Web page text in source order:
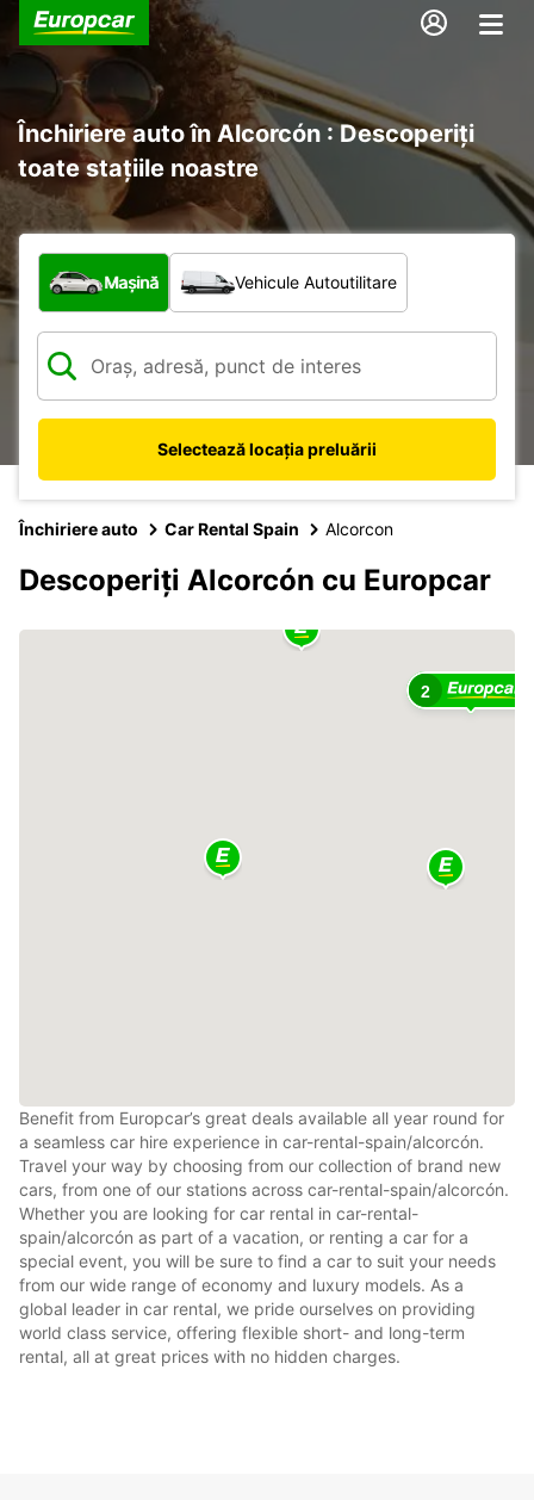
Închiriere auto în Alcorcón : Descoperiți
toate stațiile noastre
Ce tip de vehicul?
Mașină Vehicule Autoutilitare
Selectează locația preluării
Închiriere auto Car Rental Spain Alcorcon
Descoperiți Alcorcón cu Europcar
2
Benefit from Europcar’s great deals available all year round for
a seamless car hire experience in car-rental-spain/alcorcón.
Travel your way by choosing from our collection of brand new
cars, from one of our stations across car-rental-spain/alcorcón.
Whether you are looking for car rental in car-rental-
spain/alcorcón as part of a vacation, or renting a car for a
special event, you will be sure to find a car to suit your needs
from our wide range of economy and luxury models. As a
global leader in car rental, we pride ourselves on providing
world class service, offering flexible short- and long-term
rental, all at great prices with no hidden charges.